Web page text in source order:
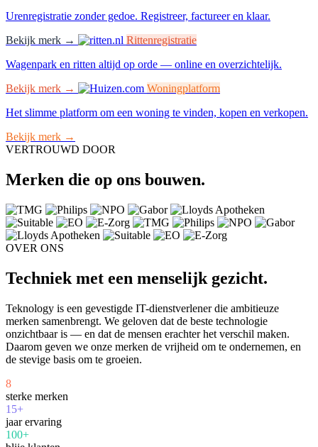
Urenregistratie zonder gedoe. Registreer, factureer en klaar.
Bekijk merk →
Rittenregistratie
Wagenpark en ritten altijd op orde — online en overzichtelijk.
Bekijk merk →
Woningplatform
Het slimme platform om een woning te vinden, kopen en verkopen.
Bekijk merk →
VERTROUWD DOOR
Merken die op ons bouwen.
OVER ONS
Techniek met een menselijk gezicht.
Teknology is een gevestigde IT-dienstverlener die ambitieuze
merken samenbrengt. We geloven dat de beste technologie
onzichtbaar is — en dat de mensen erachter het verschil maken.
Daarom geven we onze merken de vrijheid om te ondernemen, en
de stevige basis om te groeien.
8
sterke merken
15+
jaar ervaring
100+